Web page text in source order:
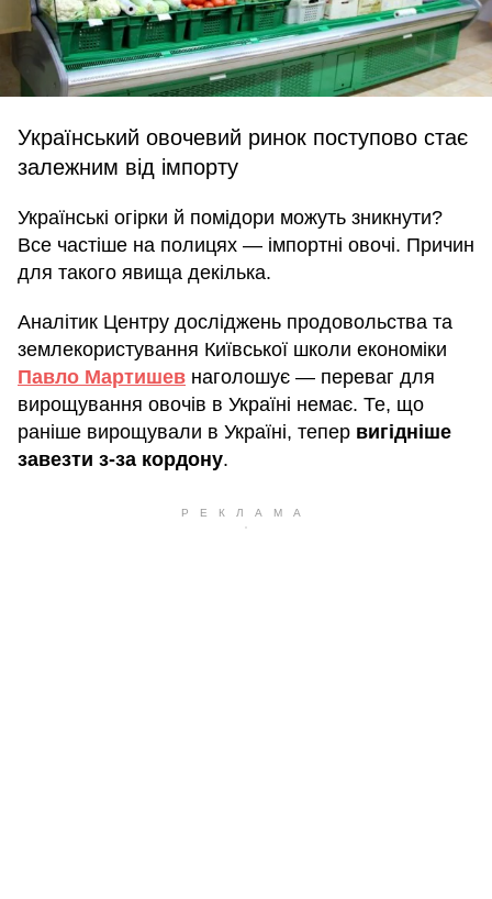
Український овочевий ринок поступово стає
залежним від імпорту
Українські огірки й помідори можуть зникнути?
Все частіше на полицях — імпортні овочі. Причин
для такого явища декілька.
Аналітик Центру досліджень продовольства та
землекористування Київської школи економіки
Павло Мартишев наголошує — переваг для
вирощування овочів в Україні немає. Те, що
раніше вирощували в Україні, тепер вигідніше
завезти з-за кордону.